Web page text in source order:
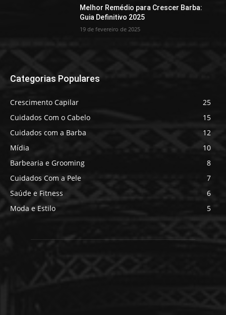
Melhor Remédio para Crescer Barba:
Guia Definitivo 2025
19 de fevereiro de 2025
Categorias Populares
Crescimento Capilar
25
Cuidados Com o Cabelo
15
Cuidados com a Barba
12
Mídia
10
Barbearia e Grooming
8
Cuidados Com a Pele
7
Saúde e Fitness
6
Moda e Estilo
5